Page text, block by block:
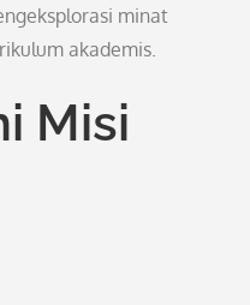
minat
akademis.
Misi